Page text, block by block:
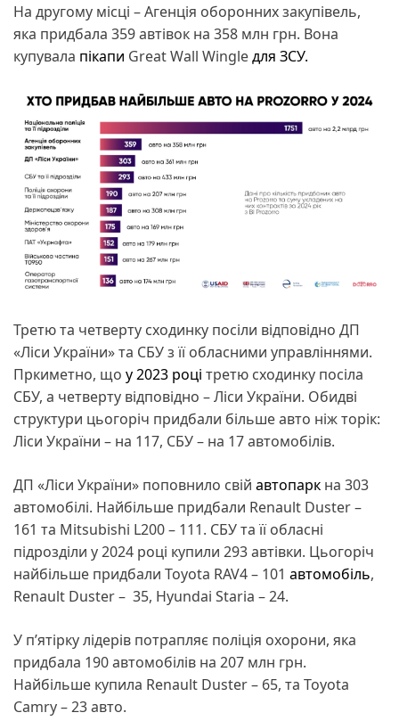
На другому місці – Агенція оборонних закупівель,
яка придбала 359 автівок на 358 млн грн. Вона
купувала пікапи Great Wall Wingleдля ЗСУ.
Третю та четверту сходинку посіли відповідно ДП
«Ліси України» та СБУ з її обласними управліннями.
Пркиметно, що у 2023 році третю сходинку посіла
СБУ, а четверту відповідно – Ліси України. Обидві
структури цьогоріч придбали більше авто ніж торік:
Ліси України – на 117, СБУ – на 17 автомобілів.
ДП «Ліси України» поповнило свій автопарк на 303
автомобілі. Найбільше придбали Renault Duster –
161 та Mitsubishi L200 – 111. СБУ та її обласні
підрозділи у 2024 році купили 293 автівки. Цьогоріч
найбільше придбали Toyota RAV4 – 101 автомобіль,
Renault Duster – 35, Hyundai Staria – 24.
У п’ятірку лідерів потрапляє поліція охорони, яка
придбала 190 автомобілів на 207 млн грн.
Найбільше купила Renault Duster – 65, та Toyota
Camry – 23 авто.